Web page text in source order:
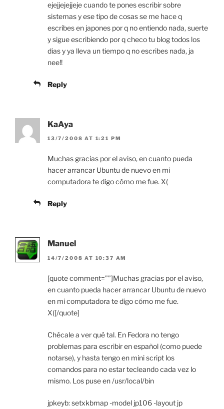
ejejjejejjeje cuando te pones escribir sobre
sistemas y ese tipo de cosas se me hace q
escribes en japones por q no entiendo nada, suerte
y sigue escribiendo por q checo tu blog todos los
dias y ya lleva un tiempo q no escribes nada, ja
nee!!
Reply
KaAya
13/7/2008 AT 1:21 PM
Muchas gracias por el aviso, en cuanto pueda
hacer arrancar Ubuntu de nuevo en mi
computadora te digo cómo me fue. X(
Reply
Manuel
14/7/2008 AT 10:37 AM
[quote comment=””]Muchas gracias por el aviso,
en cuanto pueda hacer arrancar Ubuntu de nuevo
en mi computadora te digo cómo me fue.
X([/quote]
Chécale a ver qué tal. En Fedora no tengo
problemas para escribir en español (como puede
notarse), y hasta tengo en mini script los
comandos para no estar tecleando cada vez lo
mismo. Los puse en /usr/local/bin
jpkeyb: setxkbmap -model jp106 -layout jp